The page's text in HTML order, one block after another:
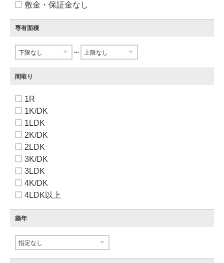
敷金・保証金なし
専有面積
～
間取り
1R
1K/DK
1LDK
2K/DK
2LDK
3K/DK
3LDK
4K/DK
4LDK以上
築年